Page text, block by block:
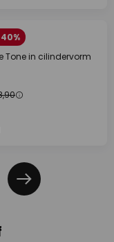
Tone in cilindervorm
Volgende